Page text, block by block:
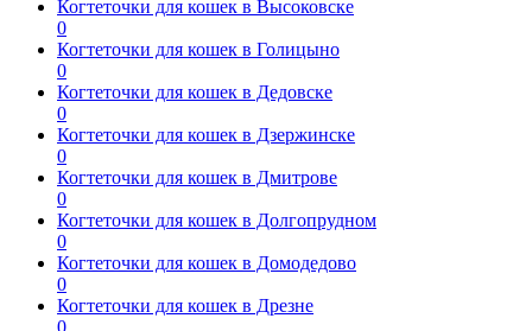
Когтеточки для кошек в Высоковске
0
Когтеточки для кошек в Голицыно
0
Когтеточки для кошек в Дедовске
0
Когтеточки для кошек в Дзержинске
0
Когтеточки для кошек в Дмитрове
0
Когтеточки для кошек в Долгопрудном
0
Когтеточки для кошек в Домодедово
0
Когтеточки для кошек в Дрезне
0